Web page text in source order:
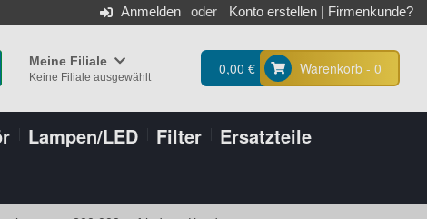
Anmelden Konto erstellen | Firmenkunde?
Meine Filiale
Keine Filiale ausgewählt 0,00 € Warenkorb - 0
Lampen/LED Filter
Ersatzteile